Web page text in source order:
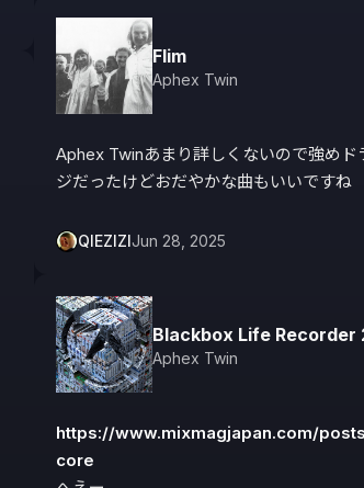
Flim
Aphex Twin
Aphex Twinあまり詳しくないので強めド
ジだったけどおだやかな曲もいいですね
QIEZIZIJun 28, 2025
Blackbox Life Recorder
Aphex Twin
https://www.mixmagjapan.com/
core